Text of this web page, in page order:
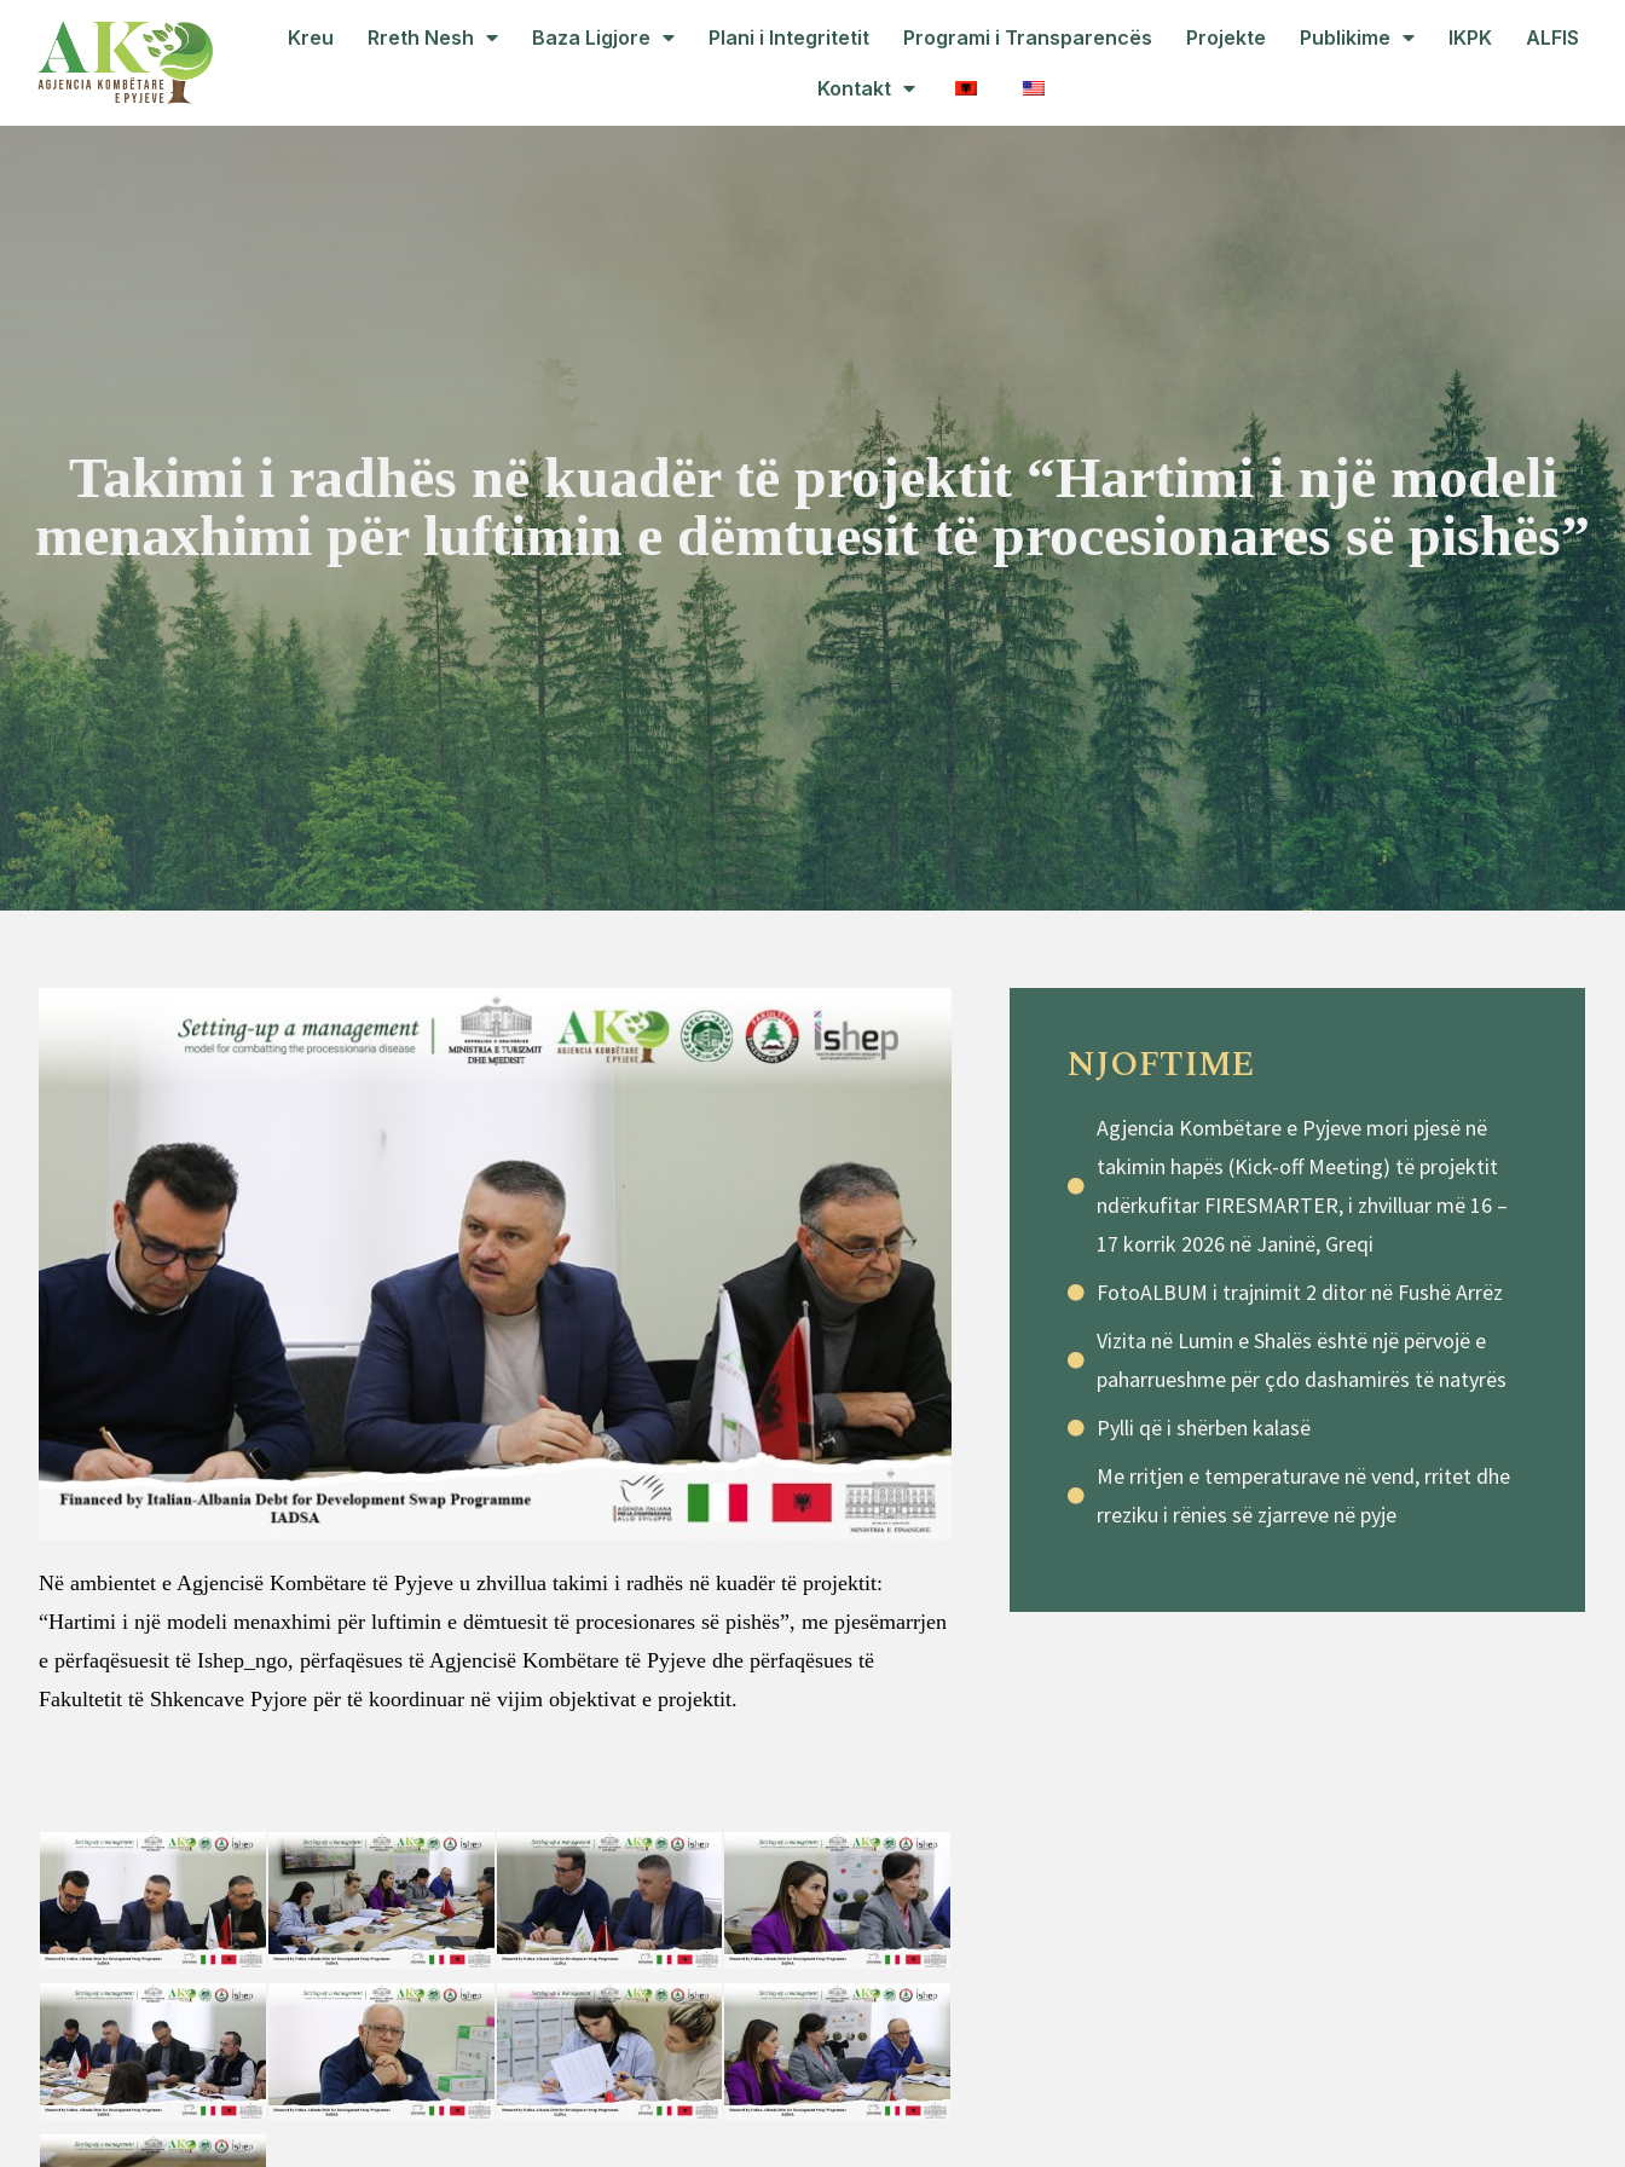
Kreu Rreth Nesh Baza Ligjore Plani i Integritetit Programi i Transparencës Projekte Publikime IKPK ALFIS
Kontakt
Takimi i radhës në kuadër të projektit “Hartimi i një modeli
menaxhimi për luftimin e dëmtuesit të procesionares së pishës”
Në ambientet e Agjencisë Kombëtare të Pyjeve u zhvillua takimi i radhës në kuadër të projektit:
“Hartimi i një modeli menaxhimi për luftimin e dëmtuesit të procesionares së pishës”, me pjesëmarrjen
e përfaqësuesit të Ishep_ngo, përfaqësues të Agjencisë Kombëtare të Pyjeve dhe përfaqësues të
Fakultetit të Shkencave Pyjore për të koordinuar në vijim objektivat e projektit.
NJOFTIME
Agjencia Kombëtare e Pyjeve mori pjesë në
takimin hapës (Kick-off Meeting) të projektit
ndërkufitar FIRESMARTER, i zhvilluar më 16 –
17 korrik 2026 në Janinë, Greqi
FotoALBUM i trajnimit 2 ditor në Fushë Arrëz
Vizita në Lumin e Shalës është një përvojë e
paharrueshme për çdo dashamirës të natyrës
Pylli që i shërben kalasë
Me rritjen e temperaturave në vend, rritet dhe
rreziku i rënies së zjarreve në pyje